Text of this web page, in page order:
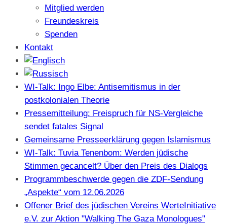
Mitglied werden
Freundeskreis
Spenden
Kontakt
WI-Talk: Ingo Elbe: Antisemitismus in der
postkolonialen Theorie
Pressemitteilung: Freispruch für NS-Vergleiche
sendet fatales Signal
Gemeinsame Presseerklärung gegen Islamismus
WI-Talk: Tuvia Tenenbom: Werden jüdische
Stimmen gecancelt? Über den Preis des Dialogs
Programmbeschwerde gegen die ZDF-Sendung
„Aspekte“ vom 12.06.2026
Offener Brief des jüdischen Vereins WerteInitiative
e.V. zur Aktion "Walking The Gaza Monologues"